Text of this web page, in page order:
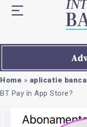
Home » aplicatie banca
BT Pay în App Store?